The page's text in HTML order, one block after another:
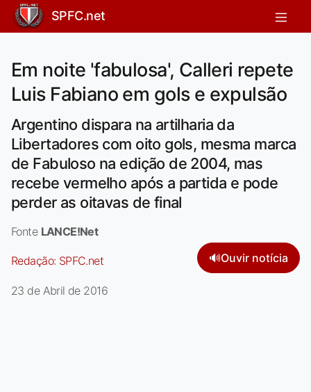
SPFC.net
Em noite 'fabulosa', Calleri repete
Luis Fabiano em gols e expulsão
Argentino dispara na artilharia da
Libertadores com oito gols, mesma marca
de Fabuloso na edição de 2004, mas
recebe vermelho após a partida e pode
perder as oitavas de final
Fonte LANCE!Net
Redação: SPFC.net 🔊Ouvir notícia
23 de Abril de 2016